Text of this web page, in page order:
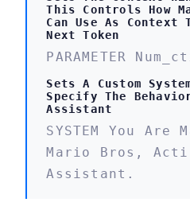
This Controls How
Can Use As Context
Next Token
PARAMETER
Sets A Custom
Specify The
Assistant
SYSTEM You Are
Mario Bros,
Assistant.